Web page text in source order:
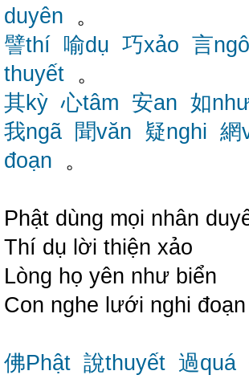
duyên 。
譬thí 喻dụ 巧xảo 言
thuyết 。
其kỳ 心tâm 安an 如
我ngã
聞văn 疑nghi 網
đoạn 。
Phật dùng mọi nhân
Thí dụ lời thiện xảo
Lòng họ yên như biển
Con nghe lưới nghi đoạn
佛Phật 說thuyết 過quá